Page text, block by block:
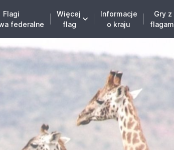
Flagi
federalne
Więcej
flag
Informacje
o kraju
Gry z